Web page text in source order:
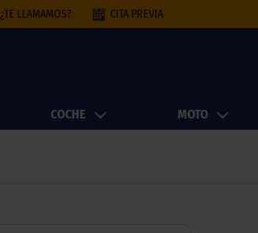
¿TE LLAMAMOS? CITA PREVIA
COCHE MOTO